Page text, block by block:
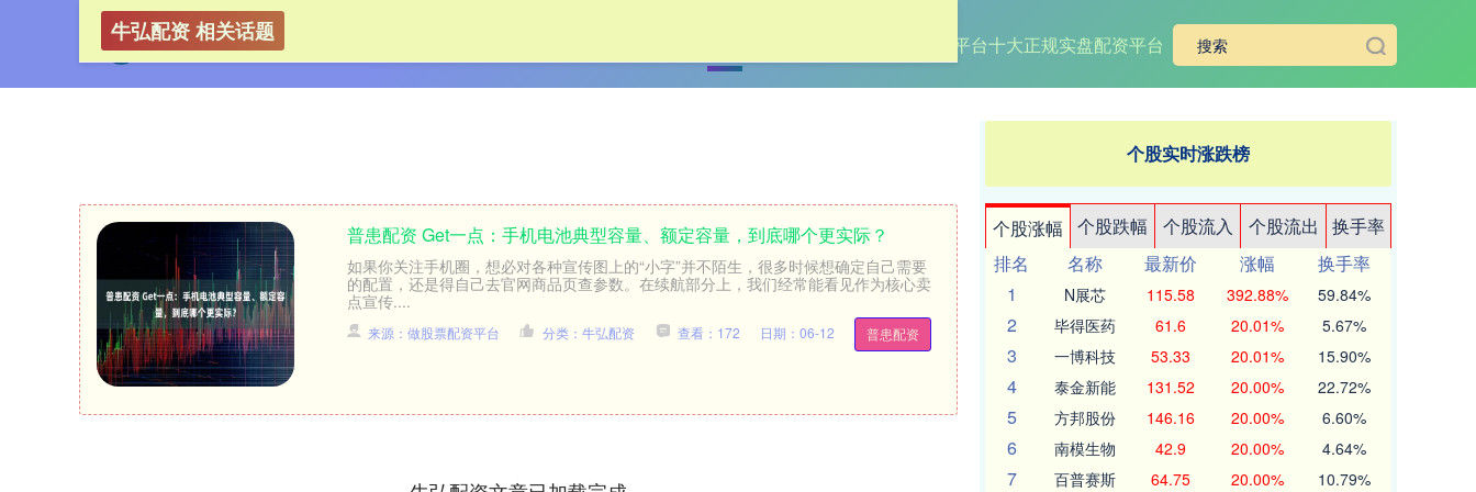
杠杆配资平台十大正规实盘配资平台
牛弘配资 相关话题
普患配资 Get一点：手机电池典型容量、额定容量，到底哪个更实际？
如果你关注手机圈，想必对各种宣传图上的“小字”并不陌生，很多时候想确定自己需要
的配置，还是得自己去官网商品页查参数。在续航部分上，我们经常能看见作为核心卖
点宣传....
普患配资
来源：做股票配资平台 分类：牛弘配资 查看：172 日期：06-12
个股实时涨跌榜
个股涨幅 个股跌幅 个股流入 个股流出
换手率
排名
名称 最新价 涨幅
换手率
1
N展芯 115.58 392.88% 59.84%
2 毕得医药 61.6 20.01% 5.67%
3 一博科技 53.33 20.01% 15.90%
4 泰金新能 131.52 20.00% 22.72%
5 方邦股份 146.16 20.00% 6.60%
6 南模生物 42.9 20.00% 4.64%
7 百普赛斯 64.75 20.00% 10.79%